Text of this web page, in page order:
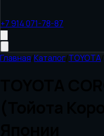
+7 914 071-78-87
Главная/Каталог/TOYOTA/